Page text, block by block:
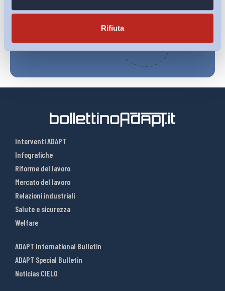
Rifiuta
Interventi ADAPT
Infografiche
Riforme del lavoro
Mercato del lavoro
Relazioni industriali
Salute e sicurezza
Welfare
ADAPT International Bulletin
ADAPT Special Bulletin
Noticias CIELO